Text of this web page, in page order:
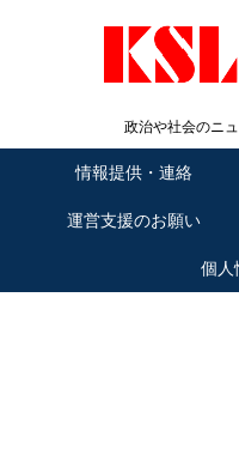
政治や社会のニ
情報提供・連絡
運営支援のお願い
個人